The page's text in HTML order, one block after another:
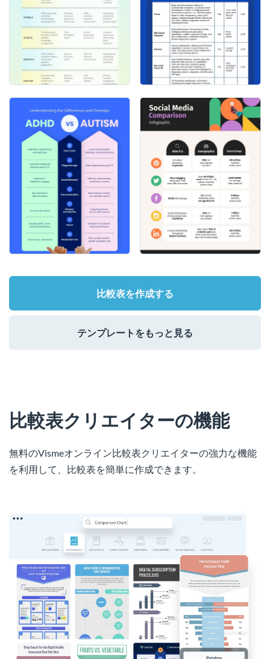
比較表を作成する
テンプレートをもっと見る
比較表クリエイターの機能
無料のVismeオンライン比較表クリエイターの強力な機能
を利用して、比較表を簡単に作成できます。